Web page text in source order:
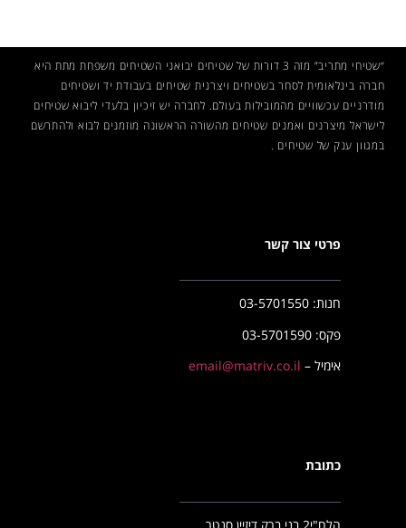
“שטיחי מתריב” מזה 3 דורות של שטיחים יבואני השטיחים משפחת מתת היא
חברה בינלאומית לסחר בשטיחים ויצרנית שטיחים בעבודת יד ושטיחים
מודרניים עכשוויים מהמובילות בעולם. לחברה יש זיכיון בלעדי ליבוא שטיחים
לישראל מיצרנים ואמנים שטיחים מהשורה הראשונה מוזמנים לבוא ולהתרשם
במגוון ענק של שטיחים .
פרטי צור קשר
חנות: 03-5701550
פקס: 03-5701590
אימיל – email@matriv.co.il
כתובת
הלח"י2 בני ברק דיזיין סנטר